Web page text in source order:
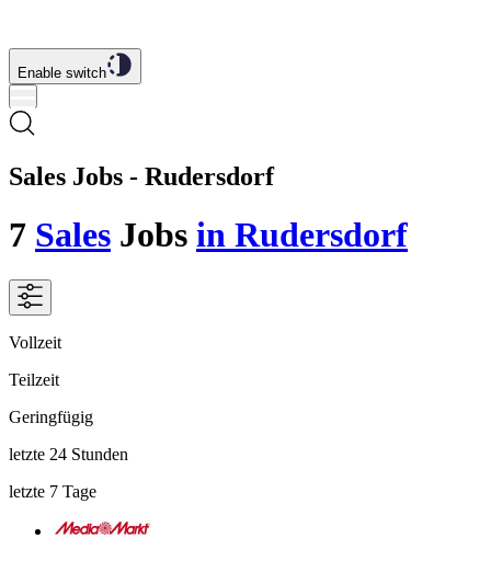
Enable switch
Sales Jobs - Rudersdorf
7 Sales Jobs in Rudersdorf
Vollzeit
Teilzeit
Geringfügig
letzte 24 Stunden
letzte 7 Tage